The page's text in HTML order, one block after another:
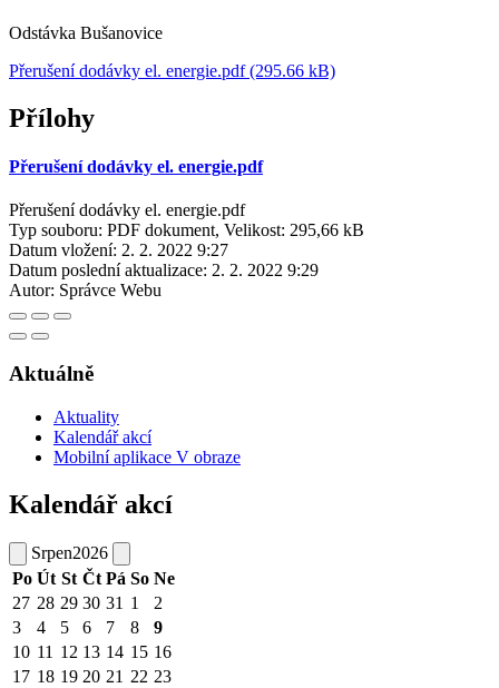
Odstávka Bušanovice
Přerušení dodávky el. energie.pdf (295.66 kB)
Přílohy
Přerušení dodávky el. energie.pdf
Přerušení dodávky el. energie.pdf
Typ souboru: PDF dokument, Velikost: 295,66 kB
Datum vložení: 2. 2. 2022 9:27
Datum poslední aktualizace: 2. 2. 2022 9:29
Autor: Správce Webu
Aktuálně
Aktuality
Kalendář akcí
Mobilní aplikace V obraze
Kalendář akcí
Srpen2026
Po Út St Čt Pá So Ne
27 28 29 30 31 1
2
3
4 5 6 7 8
9
10 11 12 13 14 15 16
17 18 19 20 21 22 23